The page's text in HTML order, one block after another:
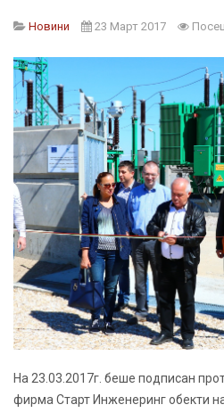
Новини 23 Март 2017
На 23.03.2017г. беше подписан
фирма Старт Инженеринг обекти